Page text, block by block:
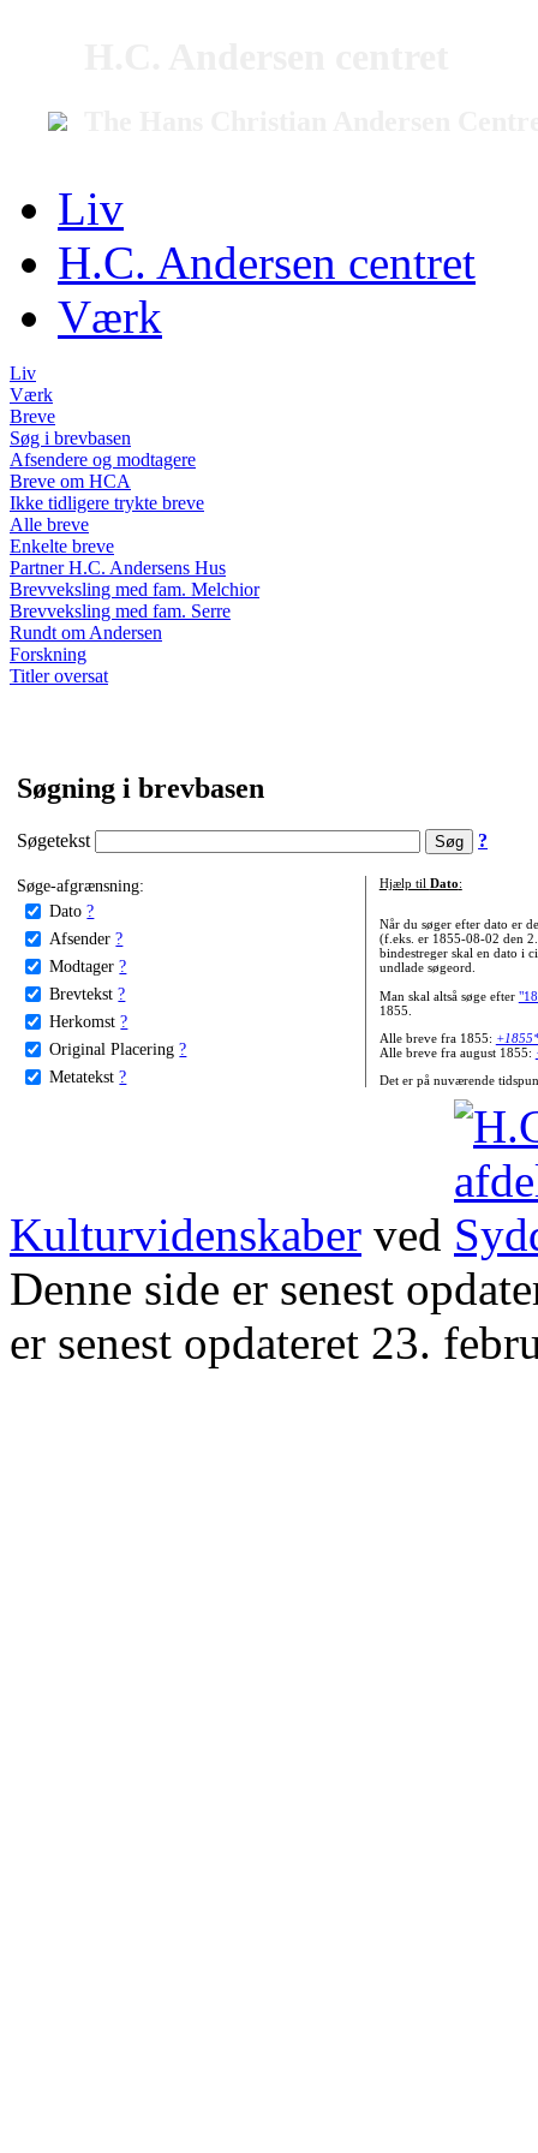
Liv
H.C. Andersen centret
Værk
Liv
Værk
Breve
Søg i brevbasen
Afsendere og modtagere
Breve om HCA
Ikke tidligere trykte breve
Alle breve
Enkelte breve
Partner H.C. Andersens Hus
Brevveksling med fam. Melchior
Brevveksling med fam. Serre
Rundt om Andersen
Forskning
Titler oversat
Søgning i brevbasen
Søgetekst ?
Søge-afgrænsning:
Dato ?
Afsender ?
Modtager ?
Brevtekst ?
Herkomst ?
Original Placering ?
Metatekst ?
Hjælp til Dato:
Når du søger efter dato er
(f.eks. er 1855-08-02 den
bindestreger skal en dato i
undlade søgeord.
Man skal altså søge efter
1855.
Alle breve fra 1855:
Alle breve fra august 1855:
Det er på nuværende
Kulturvidenskaber ved
Denne side er senest
er senest opdateret 23.